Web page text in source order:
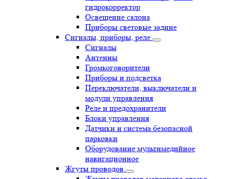
гидрокорректор
Освещение салона
Приборы световые задние
Сигналы, приборы, реле
Сигналы
Антенны
Громкоговорители
Приборы и подсветка
Переключатели, выключатели и
модули управления
Реле и предохранители
Блоки управления
Датчики и система безопасной
парковки
Оборудование мультимедийное
навигационное
Жгуты проводов